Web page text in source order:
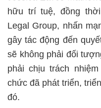
hữu trí tuệ, đồng
Legal Group, nhấn
gây tác động đến
sẽ không phải đối
phải chịu trách
chức đã phát triển,
đó.